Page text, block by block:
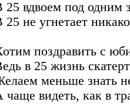
25 вдвоем под одним
25 не угнетает
поздравить с
в 25 жизнь
меньше знать
чаще видеть, как в